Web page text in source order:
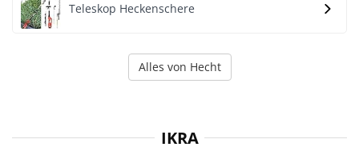
Teleskop Heckenschere
Alles von Hecht
IKRA